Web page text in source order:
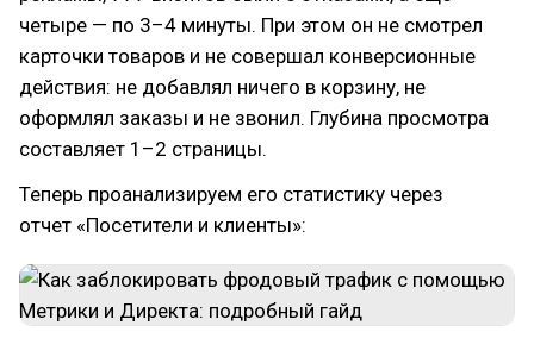
четыре — по 3–4 минуты. При этом он не смотрел
карточки товаров и не совершал конверсионные
действия: не добавлял ничего в корзину, не
оформлял заказы и не звонил. Глубина просмотра
составляет 1–2 страницы.
Теперь проанализируем его статистику через
отчет «Посетители и клиенты»: